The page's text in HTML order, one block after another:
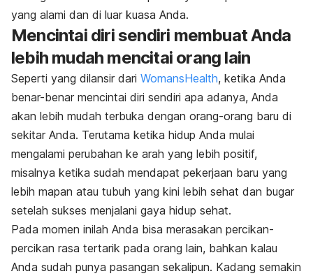
yang alami dan di luar kuasa Anda.
Mencintai diri sendiri membuat Anda
lebih mudah mencitai orang lain
Seperti yang dilansir dari WomansHealth, ketika Anda
benar-benar mencintai diri sendiri apa adanya, Anda
akan lebih mudah terbuka dengan orang-orang baru di
sekitar Anda. Terutama ketika hidup Anda mulai
mengalami perubahan ke arah yang lebih positif,
misalnya ketika sudah mendapat pekerjaan baru yang
lebih mapan atau tubuh yang kini lebih sehat dan bugar
setelah sukses menjalani gaya hidup sehat.
Pada momen inilah Anda bisa merasakan percikan-
percikan rasa tertarik pada orang lain, bahkan kalau
Anda sudah punya pasangan sekalipun. Kadang semakin